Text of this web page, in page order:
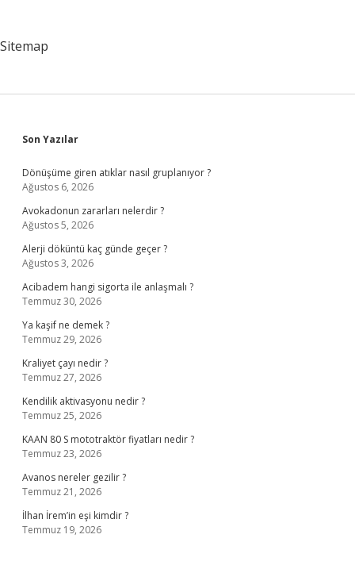
Sitemap
Sidebar
Son Yazılar
Dönüşüme giren atıklar nasıl gruplanıyor ?
Ağustos 6, 2026
Avokadonun zararları nelerdir ?
Ağustos 5, 2026
Alerji döküntü kaç günde geçer ?
Ağustos 3, 2026
Acibadem hangi sigorta ile anlaşmalı ?
Temmuz 30, 2026
Ya kaşif ne demek ?
Temmuz 29, 2026
Kraliyet çayı nedir ?
Temmuz 27, 2026
Kendilik aktivasyonu nedir ?
Temmuz 25, 2026
KAAN 80 S mototraktör fiyatları nedir ?
Temmuz 23, 2026
Avanos nereler gezilir ?
Temmuz 21, 2026
İlhan İrem’in eşi kimdir ?
Temmuz 19, 2026